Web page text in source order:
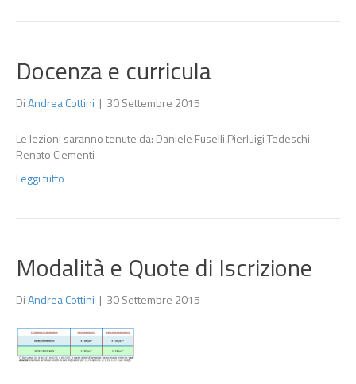
Docenza e curricula
DiAndrea Cottini | 30 Settembre 2015
Le lezioni saranno tenute da: Daniele Fuselli Pierluigi Tedeschi
Renato Clementi
Leggi tutto
Modalità e Quote di Iscrizione
DiAndrea Cottini | 30 Settembre 2015